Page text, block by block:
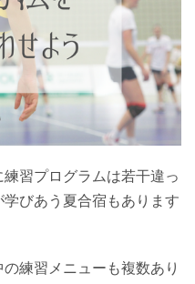
習プログラムは若干違っ
びあう夏合宿もあります
練習メニューも複数あり